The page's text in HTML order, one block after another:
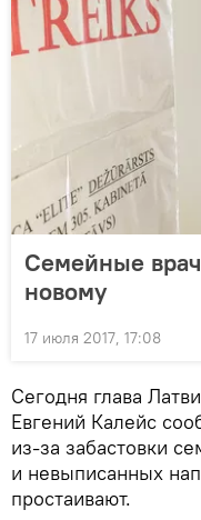
Семейные
новому
17 июля 2017, 17:08
Сегодня глава
Евгений Калейс
из-за забастовки
и невыписанных
простаивают.